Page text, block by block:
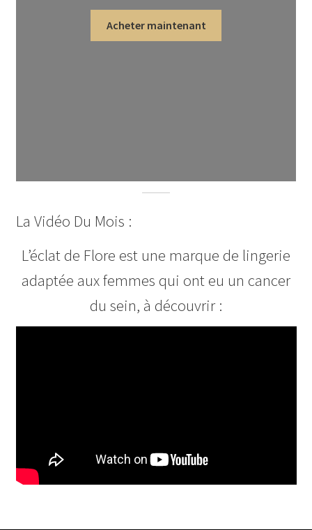
Acheter maintenant
La Vidéo Du Mois :
L’éclat de Flore est une marque de lingerie
adaptée aux femmes qui ont eu un cancer
du sein, à découvrir :